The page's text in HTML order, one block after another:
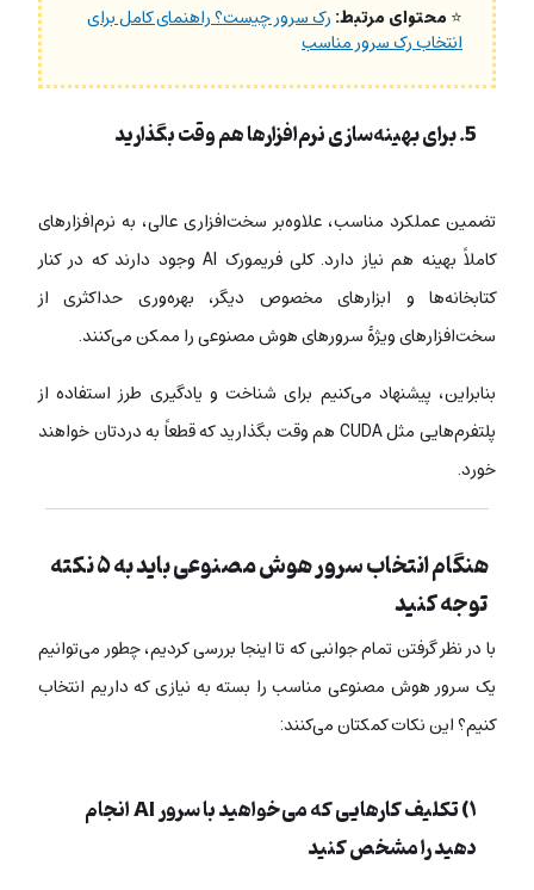
⭐محتوای مرتبط:رک سرور چیست؟ راهنمای کامل برای
انتخاب رک سرور مناسب
5. برای بهینه‌سازی نرم‌افزارها هم وقت بگذارید
تضمین عملکرد مناسب، علاوه‌بر سخت‌افزاری عالی، به نرم‌افزارهای
کاملاً بهینه هم نیاز دارد. کلی فریمورک AI وجود دارند که در کنار
کتابخانه‌ها و ابزارهای مخصوص دیگر، بهره‌وری حداکثری از
سخت‌افزارهای ویژۀ سرورهای هوش مصنوعی را ممکن می‌کنند.
بنابراین، پیشنهاد می‌کنیم برای شناخت و یادگیری طرز استفاده از
پلتفرم‌هایی مثل CUDA هم وقت بگذارید که قطعاً به دردتان خواهند
خورد.
هنگام انتخاب سرور هوش مصنوعی باید به ۵ نکته
توجه کنید
با در نظر گرفتن تمام جوانبی که تا اینجا بررسی کردیم، چطور می‌توانیم
یک سرور هوش مصنوعی مناسب را بسته به نیازی که داریم انتخاب
کنیم؟ این نکات کمکتان می‌کنند:
۱) تکلیف کارهایی که می‌خواهید با سرور AI انجام
دهید را مشخص کنید